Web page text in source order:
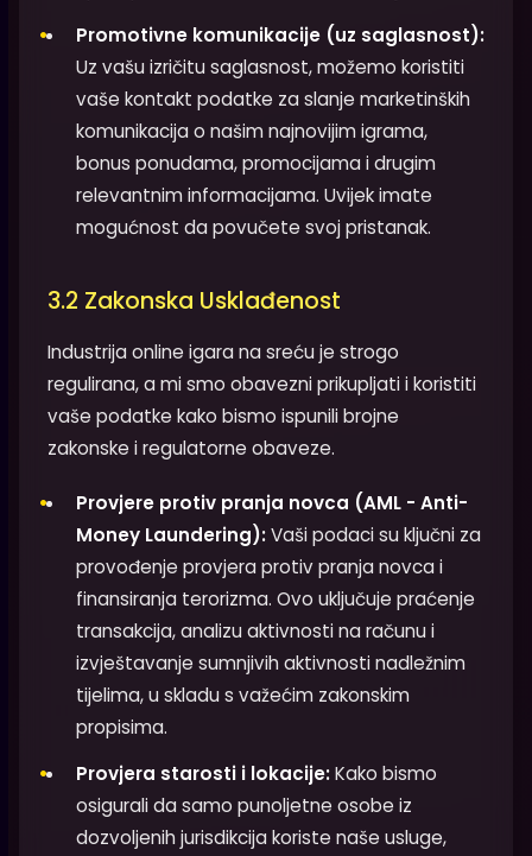
Promotivne komunikacije (uz saglasnost):
Uz vašu izričitu saglasnost, možemo koristiti
vaše kontakt podatke za slanje marketinških
komunikacija o našim najnovijim igrama,
bonus ponudama, promocijama i drugim
relevantnim informacijama. Uvijek imate
mogućnost da povučete svoj pristanak.
3.2 Zakonska Usklađenost
Industrija online igara na sreću je strogo
regulirana, a mi smo obavezni prikupljati i koristiti
vaše podatke kako bismo ispunili brojne
zakonske i regulatorne obaveze.
Provjere protiv pranja novca (AML - Anti-
Money Laundering):Vaši podaci su ključni za
provođenje provjera protiv pranja novca i
finansiranja terorizma. Ovo uključuje praćenje
transakcija, analizu aktivnosti na računu i
izvještavanje sumnjivih aktivnosti nadležnim
tijelima, u skladu s važećim zakonskim
propisima.
Provjera starosti i lokacije:Kako bismo
osigurali da samo punoljetne osobe iz
dozvoljenih jurisdikcija koriste naše usluge,